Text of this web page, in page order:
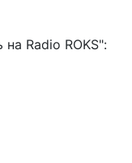
Radio ROKS":